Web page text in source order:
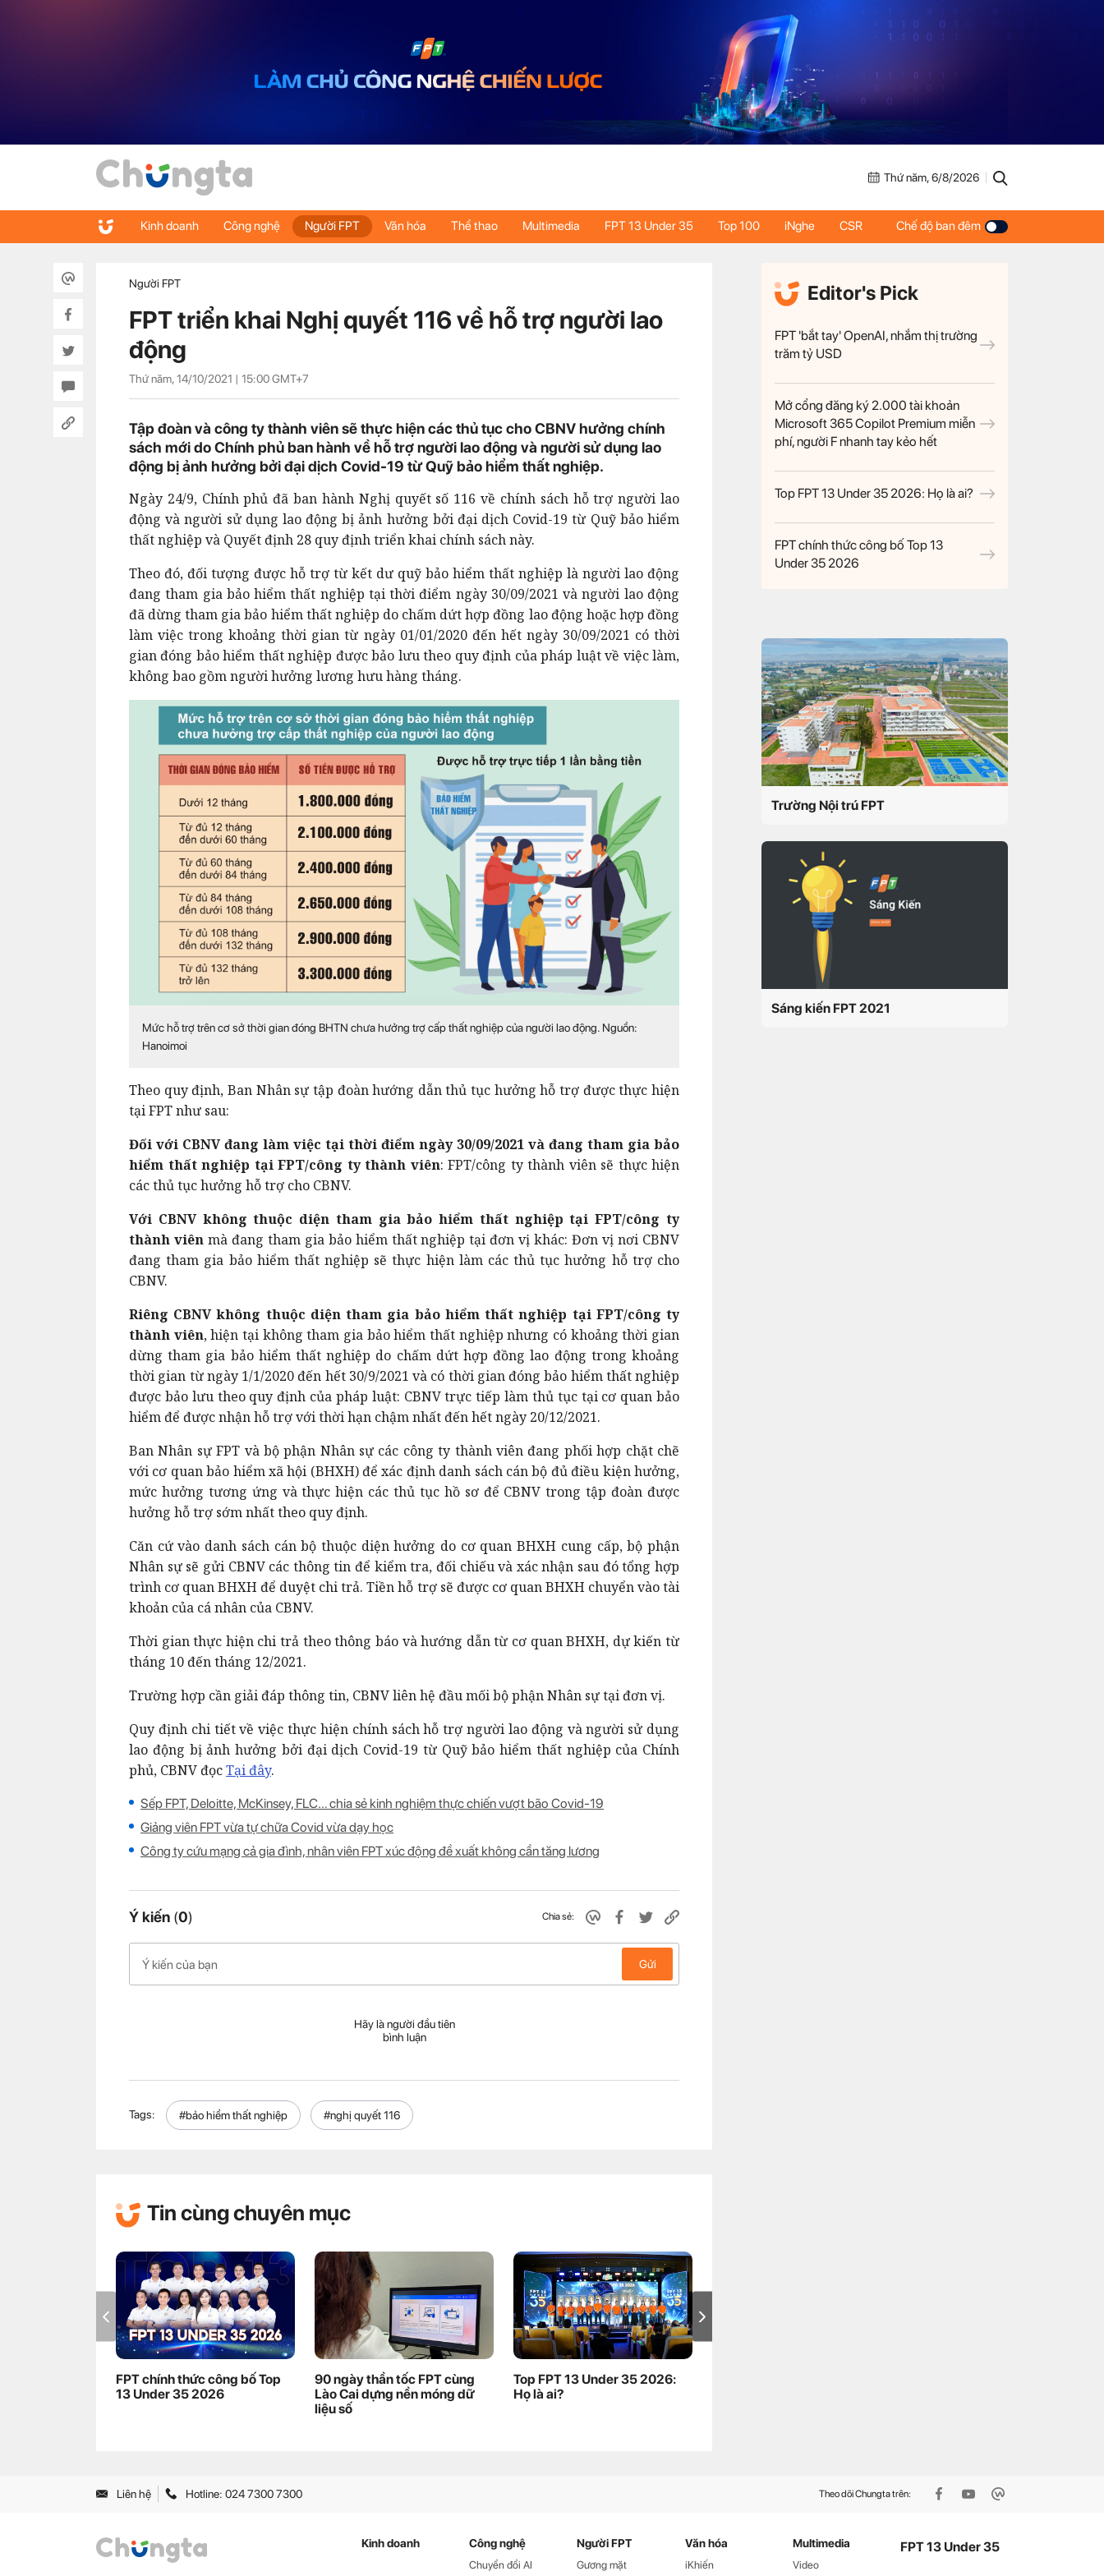
Thứ năm, 6/8/2026
Kinh doanh Công nghệ Người FPT Văn hóa Thể thao Multimedia FPT 13 Under 35 Top 100 iNghe CSR Chế độ ban đêm
Người FPT
FPT triển khai Nghị quyết 116 về hỗ trợ người lao
động
Thứ năm, 14/10/2021 | 15:00GMT+7
Tập đoàn và công ty thành viên sẽ thực hiện các thủ tục cho CBNV hưởng chính
sách mới do Chính phủ ban hành về hỗ trợ người lao động và người sử dụng lao
động bị ảnh hưởng bởi đại dịch Covid-19 từ Quỹ bảo hiểm thất nghiệp.
Ngày 24/9, Chính phủ đã ban hành Nghị quyết số 116 về chính sách hỗ trợ người lao
động và người sử dụng lao động bị ảnh hưởng bởi đại dịch Covid-19 từ Quỹ bảo hiểm
thất nghiệp và Quyết định 28 quy định triển khai chính sách này.
Theo đó, đối tượng được hỗ trợ từ kết dư quỹ bảo hiểm thất nghiệp là người lao động
đang tham gia bảo hiểm thất nghiệp tại thời điểm ngày 30/09/2021 và người lao động
đã dừng tham gia bảo hiểm thất nghiệp do chấm dứt hợp đồng lao động hoặc hợp đồng
làm việc trong khoảng thời gian từ ngày 01/01/2020 đến hết ngày 30/09/2021 có thời
gian đóng bảo hiểm thất nghiệp được bảo lưu theo quy định của pháp luật về việc làm,
không bao gồm người hưởng lương hưu hàng tháng.
Mức hỗ trợ trên cơ sở thời gian đóng BHTN chưa hưởng trợ cấp thất nghiệp của người lao động. Nguồn:
Hanoimoi
Theo quy định, Ban Nhân sự tập đoàn hướng dẫn thủ tục hưởng hỗ trợ được thực hiện
tại FPT như sau:
Đối với CBNV đang làm việc tại thời điểm ngày 30/09/2021 và đang tham gia bảo
hiểm thất nghiệp tại FPT/công ty thành viên: FPT/công ty thành viên sẽ thực hiện
các thủ tục hưởng hỗ trợ cho CBNV.
Với CBNV không thuộc diện tham gia bảo hiểm thất nghiệp tại FPT/công ty
thành viênmà đang tham gia bảo hiểm thất nghiệp tại đơn vị khác: Đơn vị nơi CBNV
đang tham gia bảo hiểm thất nghiệp sẽ thực hiện làm các thủ tục hưởng hỗ trợ cho
CBNV.
Riêng CBNV không thuộc diện tham gia bảo hiểm thất nghiệp tại FPT/công ty
thành viên, hiện tại không tham gia bảo hiểm thất nghiệp nhưng có khoảng thời gian
dừng tham gia bảo hiểm thất nghiệp do chấm dứt hợp đồng lao động trong khoảng
thời gian từ ngày 1/1/2020 đến hết 30/9/2021 và có thời gian đóng bảo hiểm thất nghiệp
được bảo lưu theo quy định của pháp luật: CBNV trực tiếp làm thủ tục tại cơ quan bảo
hiểm để được nhận hỗ trợ với thời hạn chậm nhất đến hết ngày 20/12/2021.
Ban Nhân sự FPT và bộ phận Nhân sự các công ty thành viên đang phối hợp chặt chẽ
với cơ quan bảo hiểm xã hội (BHXH) để xác định danh sách cán bộ đủ điều kiện hưởng,
mức hưởng tương ứng và thực hiện các thủ tục hồ sơ để CBNV trong tập đoàn được
hưởng hỗ trợ sớm nhất theo quy định.
Căn cứ vào danh sách cán bộ thuộc diện hưởng do cơ quan BHXH cung cấp, bộ phận
Nhân sự sẽ gửi CBNV các thông tin để kiểm tra, đối chiếu và xác nhận sau đó tổng hợp
trình cơ quan BHXH để duyệt chi trả. Tiền hỗ trợ sẽ được cơ quan BHXH chuyển vào tài
khoản của cá nhân của CBNV.
Thời gian thực hiện chi trả theo thông báo và hướng dẫn từ cơ quan BHXH, dự kiến từ
tháng 10 đến tháng 12/2021.
Trường hợp cần giải đáp thông tin, CBNV liên hệ đầu mối bộ phận Nhân sự tại đơn vị.
Quy định chi tiết về việc thực hiện chính sách hỗ trợ người lao động và người sử dụng
lao động bị ảnh hưởng bởi đại dịch Covid-19 từ Quỹ bảo hiểm thất nghiệp của Chính
phủ, CBNV đọcTại đây.
Sếp FPT, Deloitte, McKinsey, FLC… chia sẻ kinh nghiệm thực chiến vượt bão Covid-19
Giảng viên FPT vừa tự chữa Covid vừa dạy học
Công ty cứu mạng cả gia đình, nhân viên FPT xúc động đề xuất không cần tăng lương
Ý kiến (0) Chia sẻ:
Gửi
Hãy là người đầu tiên
bình luận
Tags: #bảo hiểm thất nghiệp #nghị quyết 116
Editor's Pick
FPT 'bắt tay' OpenAI, nhắm thị trường
trăm tỷ USD
Mở cổng đăng ký 2.000 tài khoản
Microsoft 365 Copilot Premium miễn
phí, người F nhanh tay kẻo hết
Top FPT 13 Under 35 2026: Họ là ai?
FPT chính thức công bố Top 13
Under 35 2026
Trường Nội trú FPT
Sáng kiến FPT 2021
Tin cùng chuyên mục
FPT chính thức công bố Top
13 Under 35 2026
90 ngày thần tốc FPT cùng
Lào Cai dựng nền móng dữ
liệu số
Top FPT 13 Under 35 2026:
Họ là ai?
Liên hệ Hotline: 024 7300 7300 Theo dõi Chungta trên:
Kinh doanh Công nghệ
Chuyển đổi AI
Người FPT
Gương mặt
Văn hóa
iKhiến
Multimedia
Video
FPT 13 Under 35